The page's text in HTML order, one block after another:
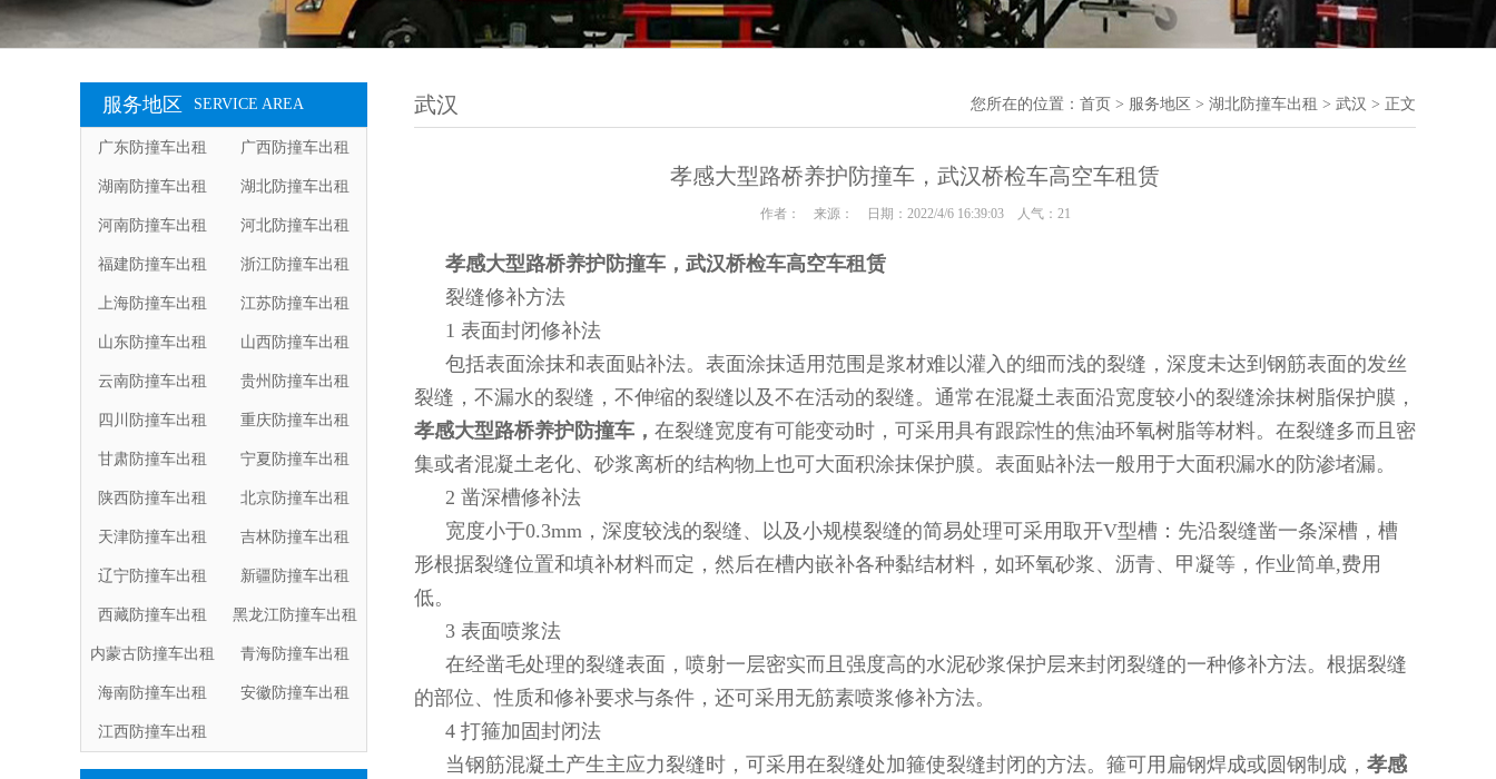
服务地区 SERVICE AREA
广东防撞车出租 广西防撞车出租
湖南防撞车出租 湖北防撞车出租
河南防撞车出租 河北防撞车出租
福建防撞车出租 浙江防撞车出租
上海防撞车出租 江苏防撞车出租
山东防撞车出租 山西防撞车出租
云南防撞车出租 贵州防撞车出租
四川防撞车出租 重庆防撞车出租
甘肃防撞车出租 宁夏防撞车出租
陕西防撞车出租 北京防撞车出租
天津防撞车出租 吉林防撞车出租
辽宁防撞车出租 新疆防撞车出租
西藏防撞车出租 黑龙江防撞车出租
内蒙古防撞车出租 青海防撞车出租
海南防撞车出租 安徽防撞车出租
江西防撞车出租
您所在的位置： 首页 > 服务地区 > 湖北防撞车出租 > 武汉 > 正文
武汉
孝感大型路桥养护防撞车，武汉桥检车高空车租赁
作者： 来源： 日期：2022/4/6 16:39:03 人气： 21
孝感大型路桥养护防撞车，武汉桥检车高空车租赁
裂缝修补方法
1 表面封闭修补法
包括表面涂抹和表面贴补法。表面涂抹适用范围是浆材难以灌入的细而浅的裂缝，深度未达到钢筋表面的发丝
裂缝，不漏水的裂缝，不伸缩的裂缝以及不在活动的裂缝。通常在混凝土表面沿宽度较小的裂缝涂抹树脂保护膜，
孝感大型路桥养护防撞车， 在裂缝宽度有可能变动时，可采用具有跟踪性的焦油环氧树脂等材料。在裂缝多而且密
集或者混凝土老化、砂浆离析的结构物上也可大面积涂抹保护膜。表面贴补法一般用于大面积漏水的防渗堵漏。
2 凿深槽修补法
宽度小于0.3mm，深度较浅的裂缝、以及小规模裂缝的简易处理可采用取开V型槽：先沿裂缝凿一条深槽，槽
形根据裂缝位置和填补材料而定，然后在槽内嵌补各种黏结材料，如环氧砂浆、沥青、甲凝等，作业简单,费用
低。
3 表面喷浆法
在经凿毛处理的裂缝表面，喷射一层密实而且强度高的水泥砂浆保护层来封闭裂缝的一种修补方法。根据裂缝
的部位、性质和修补要求与条件，还可采用无筋素喷浆修补方法。
4 打箍加固封闭法
当钢筋混凝土产生主应力裂缝时，可采用在裂缝处加箍使裂缝封闭的方法。箍可用扁钢焊成或圆钢制成， 孝感